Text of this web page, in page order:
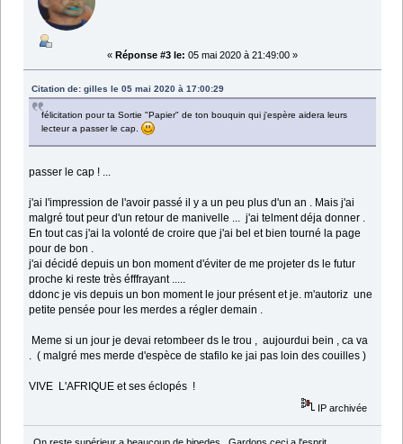
« Réponse #3 le: 05 mai 2020 à 21:49:00 »
Citation de: gilles le 05 mai 2020 à 17:00:29
félicitation pour ta Sortie "Papier" de ton bouquin qui j'espère aidera leurs
lecteur a passer le cap.
passer le cap ! ...
j'ai l'impression de l'avoir passé il y a un peu plus d'un an . Mais j'ai
malgré tout peur d'un retour de manivelle ... j'ai telment déja donner .
En tout cas j'ai la volonté de croire que j'ai bel et bien tourné la page
pour de bon .
j'ai décidé depuis un bon moment d'éviter de me projeter ds le futur
proche ki reste très éfffrayant .....
ddonc je vis depuis un bon moment le jour présent et je. m'autoriz une
petite pensée pour les merdes a régler demain .
Meme si un jour je devai retombeer ds le trou , aujourdui bein , ca va
. ( malgré mes merde d'espèce de stafilo ke jai pas loin des couilles )
VIVE L'AFRIQUE et ses éclopés !
IP archivée